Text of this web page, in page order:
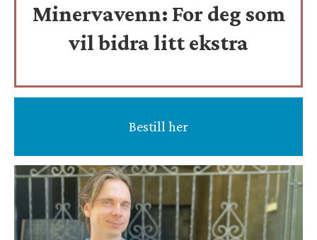
Minervavenn: For deg som
vil bidra litt ekstra
Bestill her